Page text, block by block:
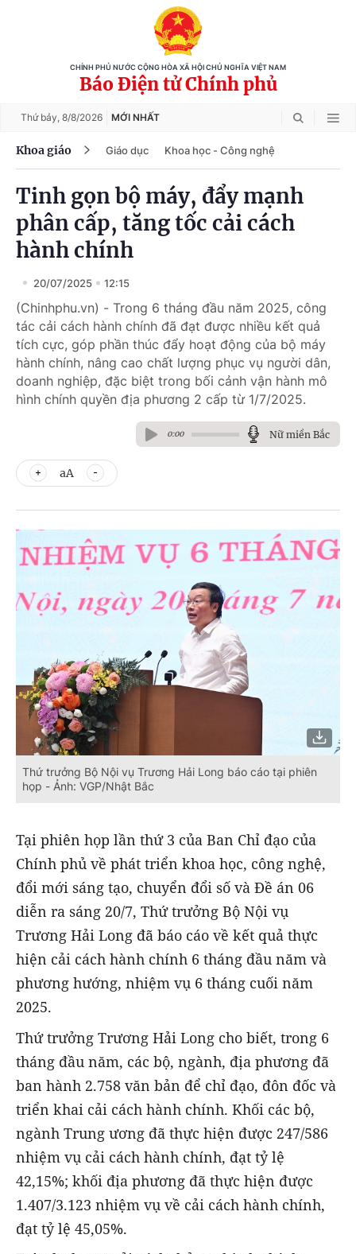
CHÍNH PHỦ NƯỚC CỘNG HÒA XÃ HỘI CHỦ NGHĨA VIỆT NAM
Báo Điện tử Chính phủ
Thứ bảy, 8/8/2026 MỚI NHẤT
Khoa giáo Giáo dục Khoa học - Công nghệ
Tinh gọn bộ máy, đẩy mạnh
phân cấp, tăng tốc cải cách
hành chính
20/07/2025 12:15
(Chinhphu.vn) - Trong 6 tháng đầu năm 2025, công
tác cải cách hành chính đã đạt được nhiều kết quả
tích cực, góp phần thúc đẩy hoạt động của bộ máy
hành chính, nâng cao chất lượng phục vụ người dân,
doanh nghiệp, đặc biệt trong bối cảnh vận hành mô
hình chính quyền địa phương 2 cấp từ 1/7/2025.
0:00 Nữ miền Bắc
aA
Thứ trưởng Bộ Nội vụ Trương Hải Long báo cáo tại phiên
họp - Ảnh: VGP/Nhật Bắc
Tại phiên họp lần thứ 3 của Ban Chỉ đạo của
Chính phủ về phát triển khoa học, công nghệ,
đổi mới sáng tạo, chuyển đổi số và Đề án 06
diễn ra sáng 20/7, Thứ trưởng Bộ Nội vụ
Trương Hải Long đã báo cáo về kết quả thực
hiện cải cách hành chính 6 tháng đầu năm và
phương hướng, nhiệm vụ 6 tháng cuối năm
2025.
Thứ trưởng Trương Hải Long cho biết, trong 6
tháng đầu năm, các bộ, ngành, địa phương đã
ban hành 2.758 văn bản để chỉ đạo, đôn đốc và
triển khai cải cách hành chính. Khối các bộ,
ngành Trung ương đã thực hiện được 247/586
nhiệm vụ cải cách hành chính, đạt tỷ lệ
42,15%; khối địa phương đã thực hiện được
1.407/3.123 nhiệm vụ về cải cách hành chính,
đạt tỷ lệ 45,05%.